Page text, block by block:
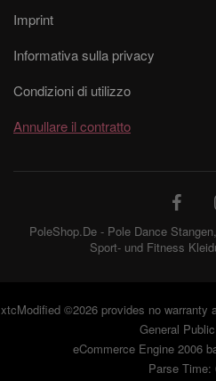
Imprint
Informativa sulla privacy
Condizioni di utilizzo
Annullare il contratto
PoleShop.De - Pole Dance
Sport- und Fitness
xtcModified©2026 provides no warranty
General
eCommerce Engine 2006
Parse Time: